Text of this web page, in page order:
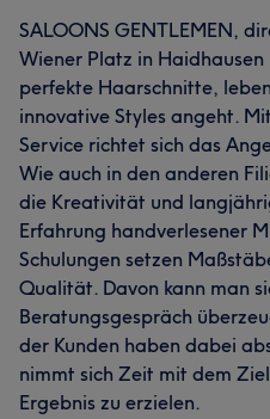
SALOONS GENTLEMEN,
Wiener Platz in
perfekte Haarschnitte,
innovative Styles angeht.
Service richtet sich das
Wie auch in den anderen
die Kreativität und
Erfahrung handverlesener
Schulungen setzen
Qualität. Davon kann man
Beratungsgespräch
der Kunden haben dabei
nimmt sich Zeit mit dem
Ergebnis zu erzielen.